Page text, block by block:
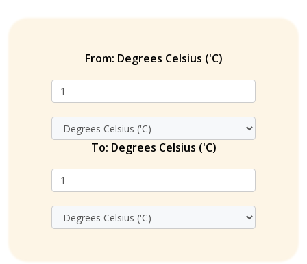
From: Degrees Celsius ('C)
To: Degrees Celsius ('C)